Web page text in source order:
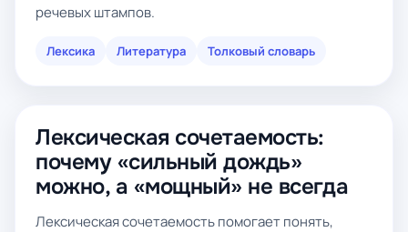
речевых штампов.
Лексика Литература Толковый словарь
Лексическая сочетаемость:
почему «сильный дождь»
можно, а «мощный» не всегда
Лексическая сочетаемость помогает понять,